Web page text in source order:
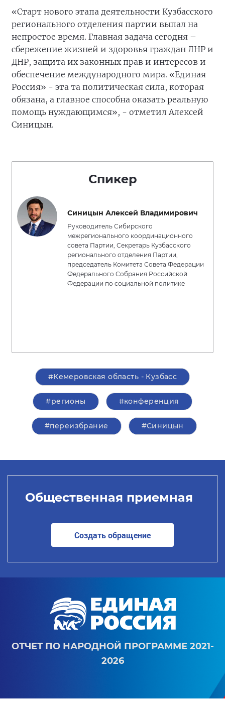
«Старт нового этапа деятельности Кузбасского
регионального отделения партии выпал на
непростое время. Главная задача сегодня –
сбережение жизней и здоровья граждан ЛНР и
ДНР, защита их законных прав и интересов и
обеспечение международного мира. «Единая
Россия» - эта та политическая сила, которая
обязана, а главное способна оказать реальную
помощь нуждающимся», - отметил Алексей
Синицын.
Спикер
Синицын Алексей Владимирович
Руководитель Сибирского
межрегионального координационного
совета Партии, Секретарь Кузбасского
регионального отделения Партии,
председатель Комитета Совета Федерации
Федерального Собрания Российской
Федерации по социальной политике
#Кемеровская область - Кузбасс
#регионы #конференция
#переизбрание #Синицын
Общественная приемная
Создать обращение
ОТЧЕТ ПО НАРОДНОЙ ПРОГРАММЕ 2021-
2026